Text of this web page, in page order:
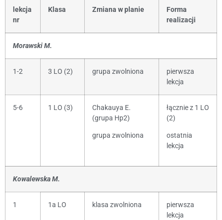
lekcja
nr
Klasa Zmiana w planie
Forma
realizacji
Morawski M.
1-2 3 LO (2) grupa zwolniona
pierwsza
lekcja
5-6 1 LO (3)
Chakauya E.
(grupa Hp2)
grupa zwolniona
łącznie z 1 LO
(2)
ostatnia
lekcja
Kowalewska M.
1 1a LO klasa zwolniona
pierwsza
lekcja